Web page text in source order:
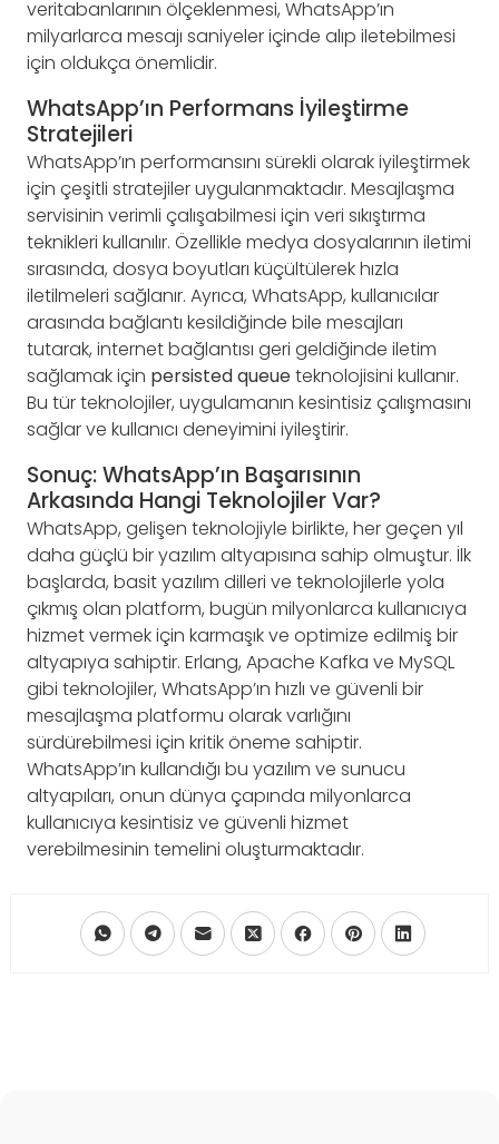
veritabanlarının ölçeklenmesi, WhatsApp’ın
milyarlarca mesajı saniyeler içinde alıp iletebilmesi
için oldukça önemlidir.
WhatsApp’ın Performans İyileştirme
Stratejileri
WhatsApp’ın performansını sürekli olarak iyileştirmek
için çeşitli stratejiler uygulanmaktadır. Mesajlaşma
servisinin verimli çalışabilmesi için veri sıkıştırma
teknikleri kullanılır. Özellikle medya dosyalarının iletimi
sırasında, dosya boyutları küçültülerek hızla
iletilmeleri sağlanır. Ayrıca, WhatsApp, kullanıcılar
arasında bağlantı kesildiğinde bile mesajları
tutarak, internet bağlantısı geri geldiğinde iletim
sağlamak için persisted queueteknolojisini kullanır.
Bu tür teknolojiler, uygulamanın kesintisiz çalışmasını
sağlar ve kullanıcı deneyimini iyileştirir.
Sonuç: WhatsApp’ın Başarısının
Arkasında Hangi Teknolojiler Var?
WhatsApp, gelişen teknolojiyle birlikte, her geçen yıl
daha güçlü bir yazılım altyapısına sahip olmuştur. İlk
başlarda, basit yazılım dilleri ve teknolojilerle yola
çıkmış olan platform, bugün milyonlarca kullanıcıya
hizmet vermek için karmaşık ve optimize edilmiş bir
altyapıya sahiptir. Erlang, Apache Kafka ve MySQL
gibi teknolojiler, WhatsApp’ın hızlı ve güvenli bir
mesajlaşma platformu olarak varlığını
sürdürebilmesi için kritik öneme sahiptir.
WhatsApp’ın kullandığı bu yazılım ve sunucu
altyapıları, onun dünya çapında milyonlarca
kullanıcıya kesintisiz ve güvenli hizmet
verebilmesinin temelini oluşturmaktadır.